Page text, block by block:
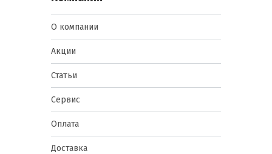
О компании
Акции
Статьи
Сервис
Оплата
Доставка